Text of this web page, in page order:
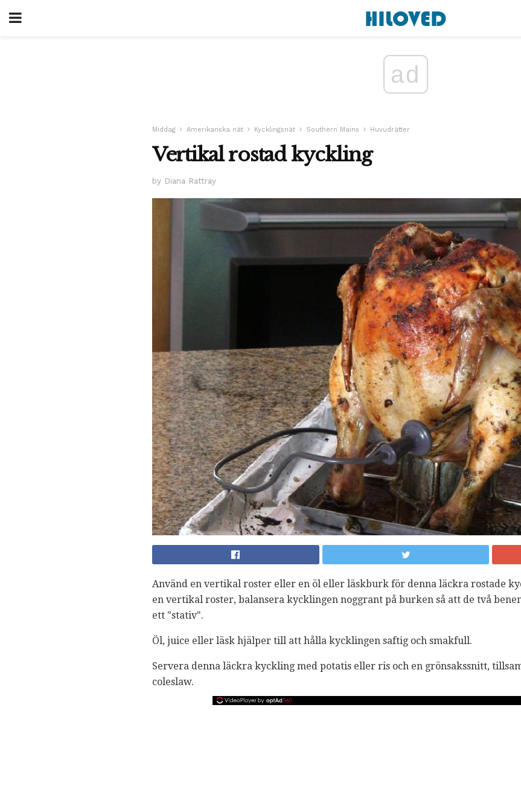
ad
Middag Amerikanska nät Kycklingsnät Southern Mains Huvudrätter
Vertikal rostad kyckling
by Diana Rattray
Använd en vertikal roster eller en öl eller läskburk för denna läckra rostade
en vertikal roster, balansera kycklingen noggrant på burken så att de två
ett "stativ".
Öl, juice eller läsk hjälper till att hålla kycklingen saftig och smakfull.
Servera denna läckra kyckling med potatis eller ris och en grönsakssnitt,
coleslaw.